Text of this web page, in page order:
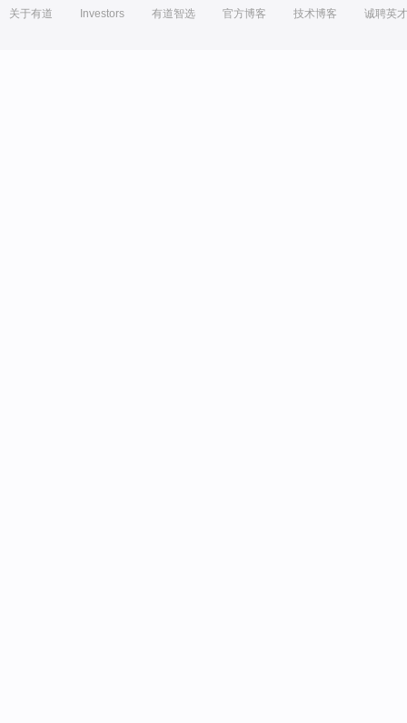
关于有道 Investors 有道智选 官方博客 技术博客 诚聘英才